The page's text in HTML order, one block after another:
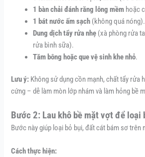
1 bàn chải đánh răng lông mềm hoặc
1 bát nước ấm sạch (không quá nóng).
Dung dịch tẩy rửa nhẹ (xà phòng rửa
rửa bình sữa).
Tăm bông hoặc que vệ sinh khe nhỏ.
Lưu ý: Không sử dụng cồn mạnh, chất tẩy rửa
cứng – dễ làm mòn lớp nhám và làm hỏng bề
Bước 2: Lau khô bề mặt vợt để loại
Bước này giúp loại bỏ bụi, đất cát bám sơ trên
Cách thực hiện: